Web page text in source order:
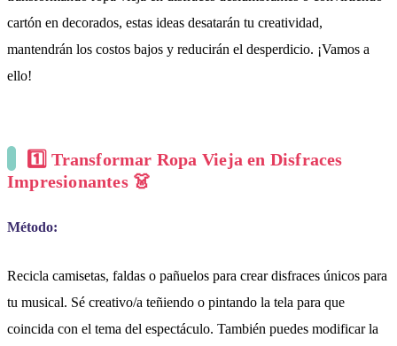
cartón en decorados, estas ideas desatarán tu creatividad,
mantendrán los costos bajos y reducirán el desperdicio. ¡Vamos a
ello!
1️⃣ Transformar Ropa Vieja en Disfraces
Impresionantes 👗
Método:
Recicla camisetas, faldas o pañuelos para crear disfraces únicos para
tu musical. Sé creativo/a teñiendo o pintando la tela para que
coincida con el tema del espectáculo. También puedes modificar la